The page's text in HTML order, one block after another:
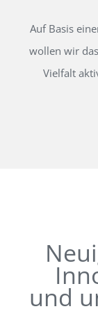
Auf Basis
wollen wir
Vielfalt
und